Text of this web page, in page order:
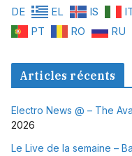
DE
EL IS
PT
RO RU
Articles récents
Electro News @ – The
2026
Le Live de la semaine –